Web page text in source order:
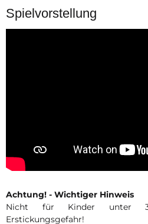
Spielvorstellung
Achtung! - Wichtiger Hinweis
Nicht für Kinder unter
Erstickungsgefahr!